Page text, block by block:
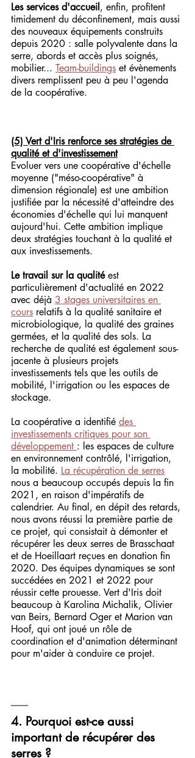
Les services d'accueil , enfin, profitent
timidement du déconfinement, mais aussi
des nouveaux équipements construits
depuis 2020 : salle polyvalente dans la
serre, abords et accès plus soignés,
mobilier... Team-buildings et évènements
divers remplissent peu à peu l'agenda
de la coopérative.
(5) Vert d'Iris renforce ses stratégies de
qualité et d'investissement
Evoluer vers une coopérative d'échelle
moyenne ("méso-coopérative" à
dimension régionale) est une ambition
justifiée par la nécessité d'atteindre des
économies d'échelle qui lui manquent
aujourd'hui. Cette ambition implique
deux stratégies touchant à la qualité et
aux investissements.
Le travail sur la qualité est
particulièrement d'actualité en 2022
avec déjà 3 stages universitaires en
cours relatifs à la qualité sanitaire et
microbiologique, la qualité des graines
germées, et la qualité des sols. La
recherche de qualité est également sous-
jacente à plusieurs projets
investissements tels que les outils de
mobilité, l'irrigation ou les espaces de
stockage.
La coopérative a identifié des
investissements critiques pour son
développement : les espaces de culture
en environnement contrôlé, l'irrigation,
la mobilité. La récupération de serres
nous a beaucoup occupés depuis la fin
2021, en raison d'impératifs de
calendrier. Au final, en dépit des retards,
nous avons réussi la première partie de
ce projet, qui consistait à démonter et
récupérer les deux serres de Brasschaat
et de Hoeillaart reçues en donation fin
2020. Des équipes dynamiques se sont
succédées en 2021 et 2022 pour
réussir cette prouesse. Vert d'Iris doit
beaucoup à Karolina Michalik, Olivier
van Beirs, Bernard Oger et Marion van
Hoof, qui ont joué un rôle de
coordination et d'animation déterminant
pour m'aider à conduire ce projet.
4. Pourquoi est-ce aussi
important de récupérer des
serres ?